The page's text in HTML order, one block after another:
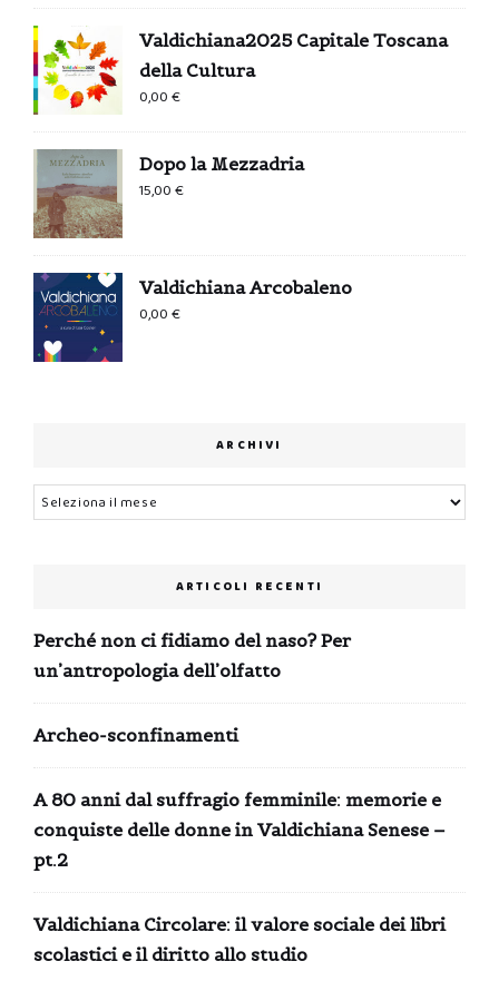
Valdichiana2025 Capitale Toscana
della Cultura
0,00€
Dopo la Mezzadria
15,00€
Valdichiana Arcobaleno
0,00€
ARCHIVI
Archivi
ARTICOLI RECENTI
Perché non ci fidiamo del naso? Per
un’antropologia dell’olfatto
Archeo-sconfinamenti
A 80 anni dal suffragio femminile: memorie e
conquiste delle donne in Valdichiana Senese –
pt.2
Valdichiana Circolare: il valore sociale dei libri
scolastici e il diritto allo studio